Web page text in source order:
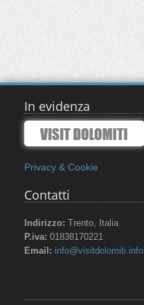
In evidenza
Privacy & Cookie
Contatti
Indirizzo: Trento, Italia
P.iva: 01838170221
Email: info@visitdolomiti.info